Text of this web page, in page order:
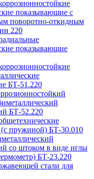
показывающие с
поворотно-откидным
220
показывающие
БТ-51.220
БТ-52.220
пружиной) БТ-30.010
со штоком в виде иглы
БТ-23.220
стали для